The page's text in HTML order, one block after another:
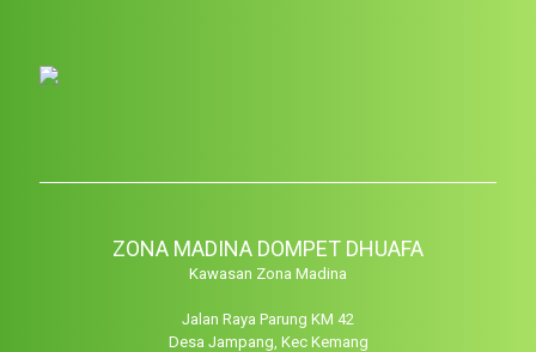
ZONA MADINA DOMPET DHUAFA
Kawasan Zona Madina
Jalan Raya Parung KM 42
Desa Jampang, Kec Kemang